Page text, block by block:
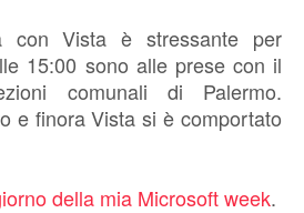
con Vista è stressante per
15:00 sono alle prese con il
comunali di Palermo.
e finora Vista si è comportato
della mia Microsoft week.